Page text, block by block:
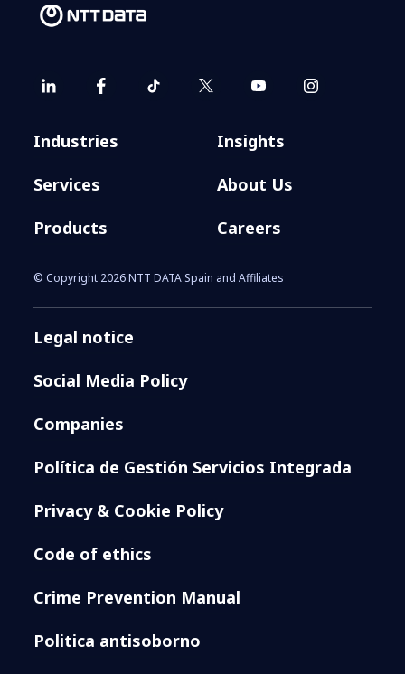
Industries
Services
Products
Insights
About Us
Careers
© Copyright 2026 NTT DATA Spain and Affiliates
Legal notice
Social Media Policy
Companies
Política de Gestión Servicios Integrada
Privacy & Cookie Policy
Code of ethics
Crime Prevention Manual
Politica antisoborno